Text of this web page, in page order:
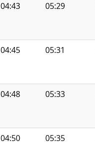
04:43 05:29
04:45 05:31
04:48 05:33
04:50 05:35